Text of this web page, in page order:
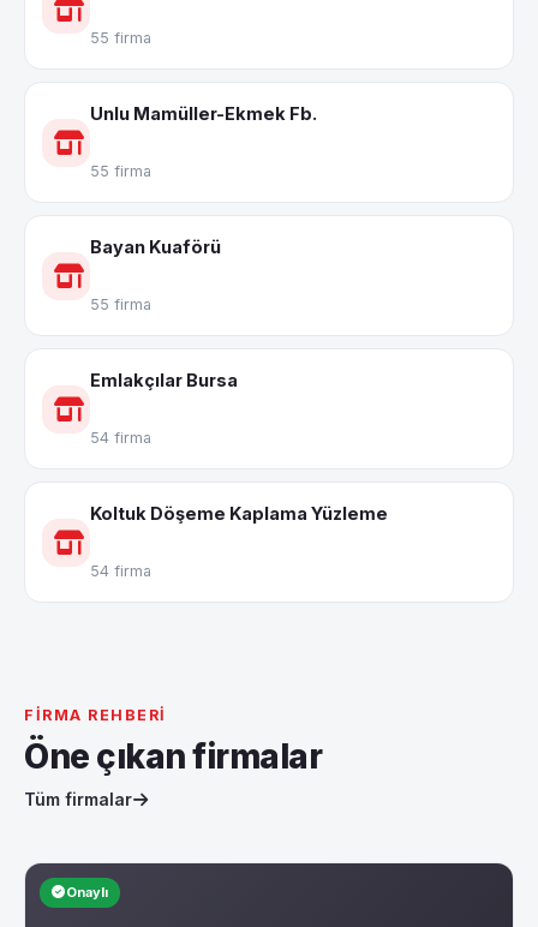
55 firma
Unlu Mamüller-Ekmek Fb.
55 firma
Bayan Kuaförü
55 firma
Emlakçılar Bursa
54 firma
Koltuk Döşeme Kaplama Yüzleme
54 firma
FIRMA REHBERI
Öne çıkan firmalar
Tüm firmalar
Onaylı